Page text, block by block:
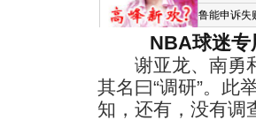
鲁能申诉失
NBA球迷专
谢亚龙、南勇和
其名曰“调研”。此
知，还有，没有调